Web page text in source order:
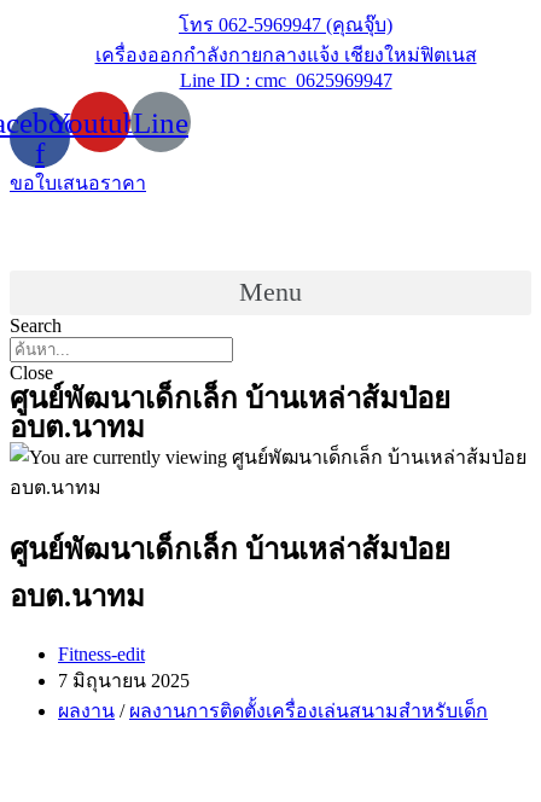
โทร 062-5969947 (คุณจุ๊บ)
เครื่องออกกำลังกายกลางแจ้ง เชียงใหม่ฟิตเนส
Line ID : cmc_0625969947
f
YoutubeLine
ขอใบเสนอราคา
Menu
Search
Close
ศูนย์พัฒนาเด็กเล็ก บ้านเหล่าส้มป่อย
อบต.นาทม
ศูนย์พัฒนาเด็กเล็ก บ้านเหล่าส้มป่อย
อบต.นาทม
Post
author:
Fitness-edit
Post
published:
7 มิถุนายน 2025
Post
category:
ผลงาน / ผลงานการติดตั้งเครื่องเล่นสนามสำหรับเด็ก